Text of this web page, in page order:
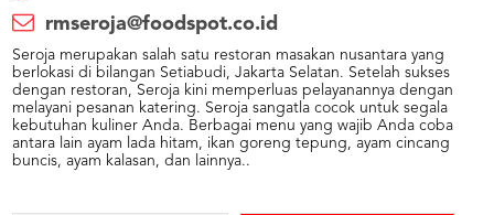
rmseroja@foodspot.co.id
Seroja merupakan salah satu restoran masakan nusantara yang
berlokasi di bilangan Setiabudi, Jakarta Selatan. Setelah sukses
dengan restoran, Seroja kini memperluas pelayanannya dengan
melayani pesanan katering. Seroja sangatla cocok untuk segala
kebutuhan kuliner Anda. Berbagai menu yang wajib Anda coba
antara lain ayam lada hitam, ikan goreng tepung, ayam cincang
buncis, ayam kalasan, dan lainnya..